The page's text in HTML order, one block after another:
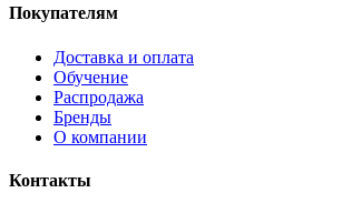
Покупателям
Доставка и оплата
Обучение
Распродажа
Бренды
О компании
Контакты